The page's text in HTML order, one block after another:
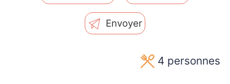
Envoyer
4 personnes